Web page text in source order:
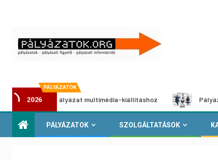
PÁLYÁZATOK
2026
Alkotói pályázat multimédia-kiállításhoz Pályázat a
PÁLYÁZATOK SZOLGÁLTATÁSOK